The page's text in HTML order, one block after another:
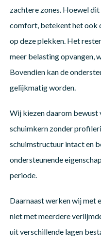
zachtere zones. Hoewel
comfort, betekent het ook
op deze plekken. Het
meer belasting opvangen,
Bovendien kan de
gelijkmatig worden.
Wij kiezen daarom bewust
schuimkern zonder
schuimstructuur intact en
ondersteunende
periode.
Daarnaast werken wij met
niet met meerdere
uit verschillende lagen